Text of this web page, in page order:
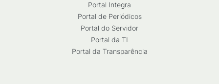
Portal Integra
Portal de Periódicos
Portal do Servidor
Portal da TI
Portal da Transparência